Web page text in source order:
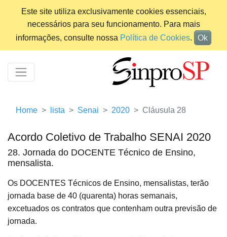
Este site utiliza exclusivamente cookies essenciais,
necessários para seu funcionamento. Para mais
informações, consulte nossa Política de Cookies. Ok
Home lista Senai 2020 Cláusula 28
Acordo Coletivo de Trabalho SENAI 2020
28. Jornada do DOCENTE Técnico de Ensino,
mensalista.
Os DOCENTES Técnicos de Ensino, mensalistas, terão
jornada base de 40 (quarenta) horas semanais,
excetuados os contratos que contenham outra previsão de
jornada.